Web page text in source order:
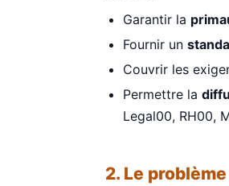
Garantir la
Fournir un
Couvrir les
Permettre la
Legal00, RH00,
2. Le